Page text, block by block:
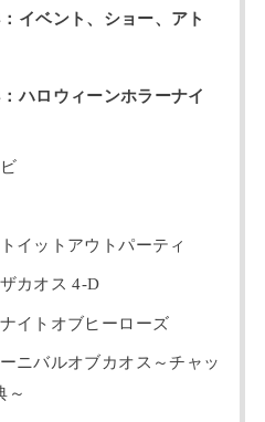
イベント、ショー、アト
ハロウィーンホラーナイ
イットアウトパーティ
カオス 4-D
イトオブヒーローズ
ニバルオブカオス～チャッ
～